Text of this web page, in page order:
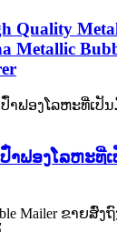
Quality
Metallic
າຟອງໂລຫະທີ່